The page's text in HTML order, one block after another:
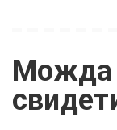
Можда